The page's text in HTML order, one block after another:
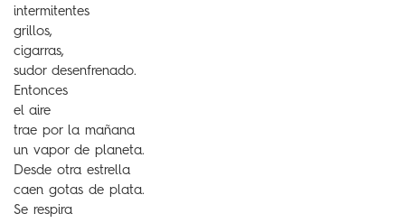
intermitentes
grillos,
cigarras,
sudor desenfrenado.
Entonces
el aire
trae por la mañana
un vapor de planeta.
Desde otra estrella
caen gotas de plata.
Se respira